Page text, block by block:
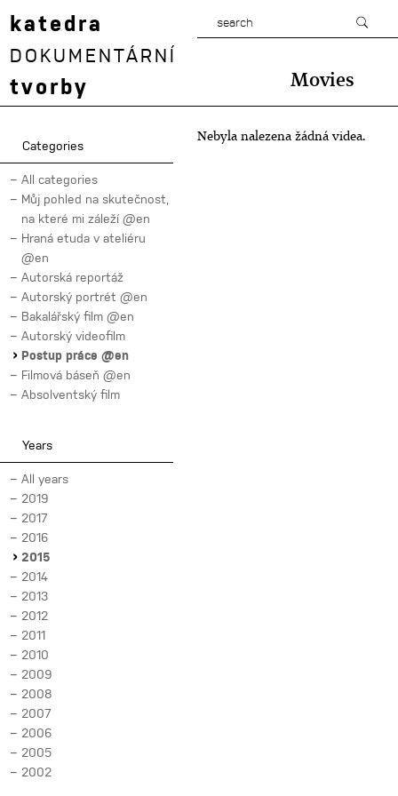
katedra
DOKUMENTÁRNÍ
tvorby Movies
Categories
All categories
Můj pohled na skutečnost,
na které mi záleží @en
Hraná etuda v ateliéru
@en
Autorská reportáž
Autorský portrét @en
Bakalářský film @en
Autorský videofilm
Postup práce @en
Filmová báseň @en
Absolventský film
Years
All years
2019
2017
2016
2015
2014
2013
2012
2011
2010
2009
2008
2007
2006
2005
2002
Nebyla nalezena žádná videa.